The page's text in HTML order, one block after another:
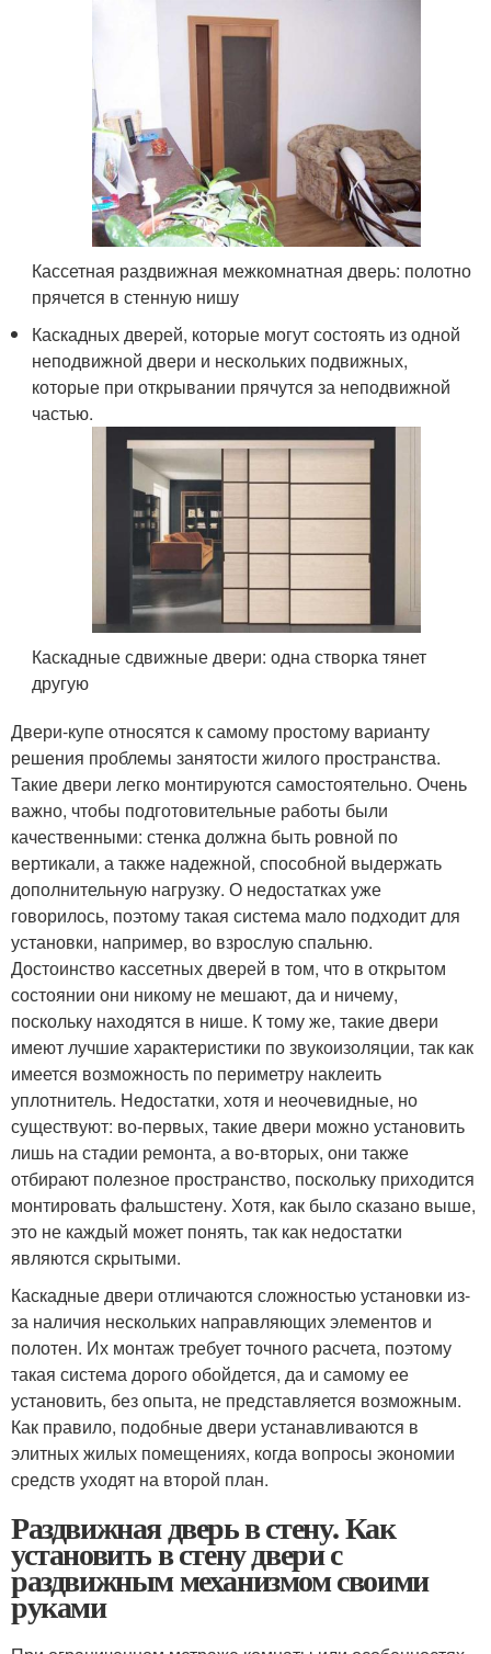
Кассетная раздвижная межкомнатная дверь: полотно
прячется в стенную нишу
Каскадных дверей, которые могут состоять из одной
неподвижной двери и нескольких подвижных,
которые при открывании прячутся за неподвижной
частью.
Каскадные сдвижные двери: одна створка тянет
другую
Двери-купе относятся к самому простому варианту
решения проблемы занятости жилого пространства.
Такие двери легко монтируются самостоятельно. Очень
важно, чтобы подготовительные работы были
качественными: стенка должна быть ровной по
вертикали, а также надежной, способной выдержать
дополнительную нагрузку. О недостатках уже
говорилось, поэтому такая система мало подходит для
установки, например, во взрослую спальню.
Достоинство кассетных дверей в том, что в открытом
состоянии они никому не мешают, да и ничему,
поскольку находятся в нише. К тому же, такие двери
имеют лучшие характеристики по звукоизоляции, так как
имеется возможность по периметру наклеить
уплотнитель. Недостатки, хотя и неочевидные, но
существуют: во-первых, такие двери можно установить
лишь на стадии ремонта, а во-вторых, они также
отбирают полезное пространство, поскольку приходится
монтировать фальшстену. Хотя, как было сказано выше,
это не каждый может понять, так как недостатки
являются скрытыми.
Каскадные двери отличаются сложностью установки из-
за наличия нескольких направляющих элементов и
полотен. Их монтаж требует точного расчета, поэтому
такая система дорого обойдется, да и самому ее
установить, без опыта, не представляется возможным.
Как правило, подобные двери устанавливаются в
элитных жилых помещениях, когда вопросы экономии
средств уходят на второй план.
Раздвижная дверь в стену. Как
установить в стену двери с
раздвижным механизмом своими
руками